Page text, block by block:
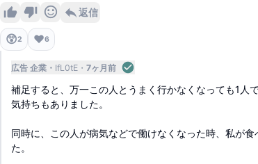
返信
😲2 ❤️6
広告 企業 IfL0tE 7ヶ月前
補足すると、万一この人とうまく行かなくなっても1人
気持ちもありました。
同時に、この人が病気などで働けなくなった時、私が
た。